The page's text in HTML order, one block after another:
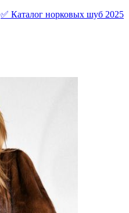
✅ Каталог норковых шуб 2025